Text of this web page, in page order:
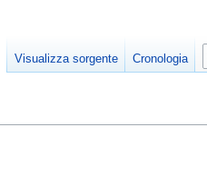
Visualizza sorgente Cronologia